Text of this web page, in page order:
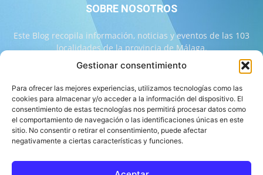
Gestionar consentimiento
Para ofrecer las mejores experiencias, utilizamos tecnologías como las
cookies para almacenar y/o acceder a la información del dispositivo. El
consentimiento de estas tecnologías nos permitirá procesar datos como
el comportamiento de navegación o las identificaciones únicas en este
sitio. No consentir o retirar el consentimiento, puede afectar
negativamente a ciertas características y funciones.
SOBRE NOSOTROS
Este Blog recopila información, noticias y eventos de las 103
localidades de la provincia de Málaga.
Contáctanos:info@103malaga.com
SÍGUENOS